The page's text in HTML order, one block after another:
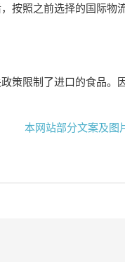
按照之前选择的国际
策限制了进口的食品。
本网站部分文案及图